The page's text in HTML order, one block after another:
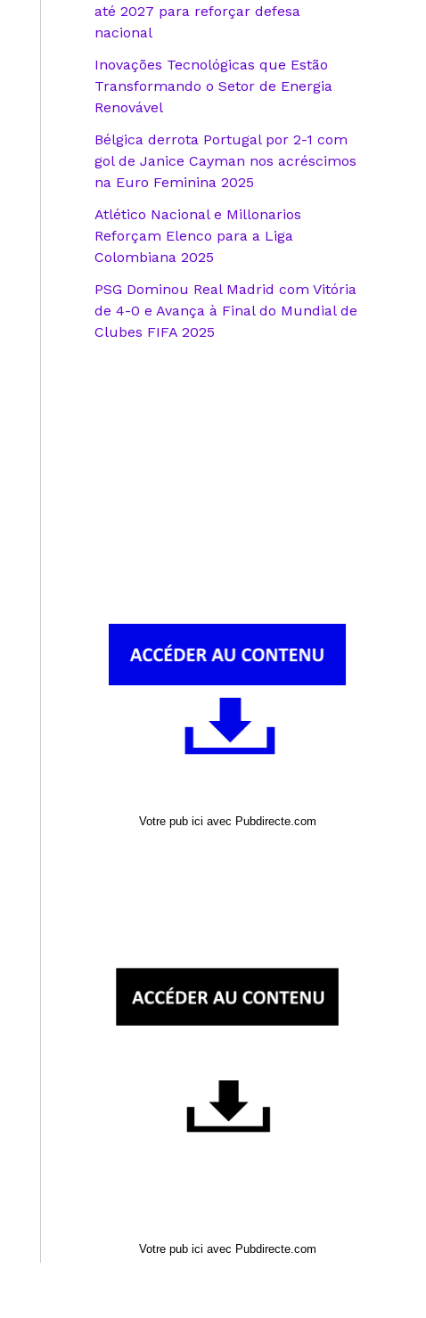
até 2027 para reforçar defesa
nacional
Inovações Tecnológicas que Estão
Transformando o Setor de Energia
Renovável
Bélgica derrota Portugal por 2-1 com
gol de Janice Cayman nos acréscimos
na Euro Feminina 2025
Atlético Nacional e Millonarios
Reforçam Elenco para a Liga
Colombiana 2025
PSG Dominou Real Madrid com Vitória
de 4-0 e Avança à Final do Mundial de
Clubes FIFA 2025
Votre pub ici avec Pubdirecte.com
Votre pub ici avec Pubdirecte.com